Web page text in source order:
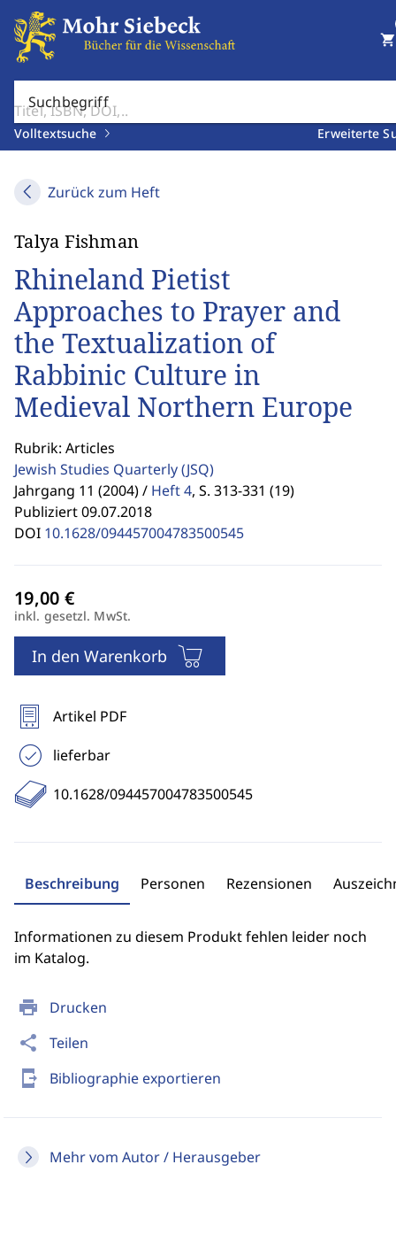
Suchbegriff
Volltextsuche Erweiterte
shopping_cart
Zurück zum Heft
print Drucken
share Teilen
send_to_mobile Bibliographie exportieren
Mehr vom Autor / Herausgeber
Talya Fishman
Rhineland Pietist
Approaches to Prayer and
the Textualization of
Rabbinic Culture in
Medieval Northern Europe
Rubrik: Articles
Jewish Studies Quarterly(JSQ)
Jahrgang 11 (2004) / Heft 4, S. 313-331 (19)
Publiziert 09.07.2018
DOI 10.1628/094457004783500545
inkl. gesetzl. MwSt.
In den Warenkorb
Artikel PDF
lieferbar
10.1628/094457004783500545
Beschreibung Personen Rezensionen
Informationen zu diesem Produkt fehlen leider noch
im Katalog.